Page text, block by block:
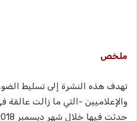
ملخص
تهدف هذه النشرة إلى تسليط
والإعلاميين -التي ما زالت عالقة